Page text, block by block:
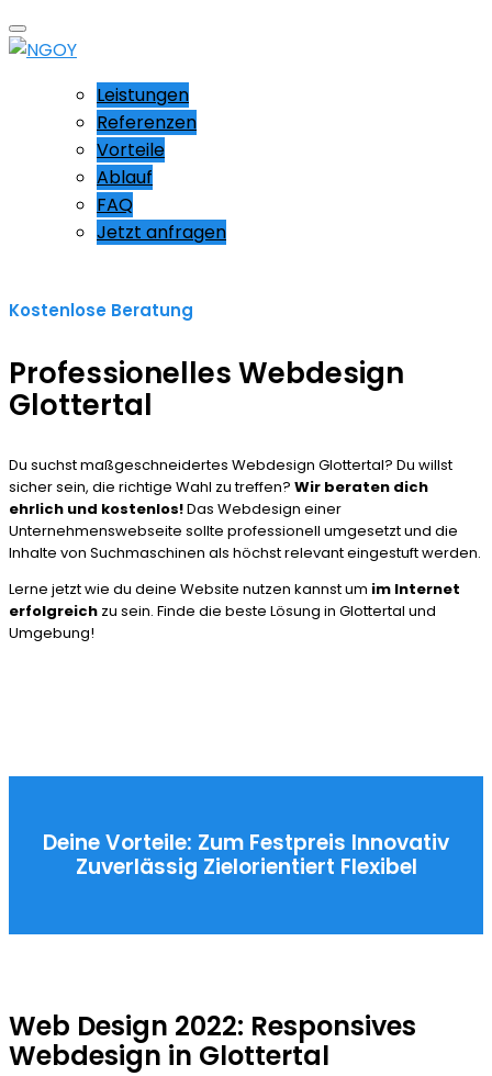
Leistungen
Referenzen
Vorteile
Ablauf
FAQ
Jetzt anfragen
Kostenlose Beratung
Professionelles Webdesign
Glottertal
Du suchst maßgeschneidertes Webdesign Glottertal? Du willst
sicher sein, die richtige Wahl zu treffen? Wir beraten dich
ehrlich und kostenlos!Das Webdesign einer
Unternehmenswebseite sollte professionell umgesetzt und die
Inhalte von Suchmaschinen als höchst relevant eingestuft werden.
Lerne jetzt wie du deine Website nutzen kannst um im Internet
erfolgreich zu sein. Finde die beste Lösung in Glottertal und
Umgebung!
Deine Vorteile: Zum Festpreis Innovativ
Zuverlässig Zielorientiert Flexibel
Web Design 2022: Responsives
Webdesign in Glottertal